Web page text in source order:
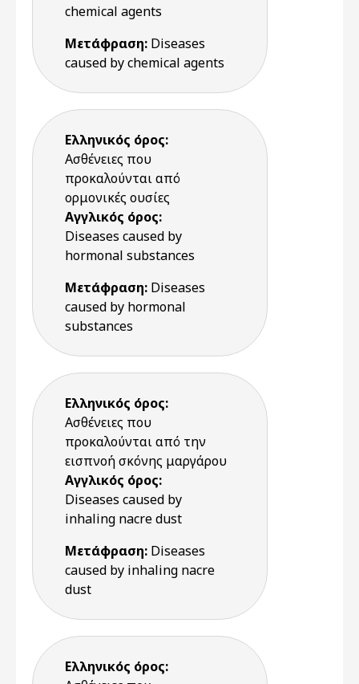
chemical agents
Μετάφραση: Diseases
caused by chemical agents
Ελληνικός όρος:
Ασθένειες που
προκαλούνται από
ορμονικές ουσίες
Αγγλικός όρος:
Diseases caused by
hormonal substances
Μετάφραση: Diseases
caused by hormonal
substances
Ελληνικός όρος:
Ασθένειες που
προκαλούνται από την
εισπνοή σκόνης μαργάρου
Αγγλικός όρος:
Diseases caused by
inhaling nacre dust
Μετάφραση: Diseases
caused by inhaling nacre
dust
Ελληνικός όρος: